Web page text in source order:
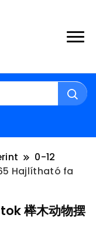
0-12
Hajlítható fa
榉木动物摆